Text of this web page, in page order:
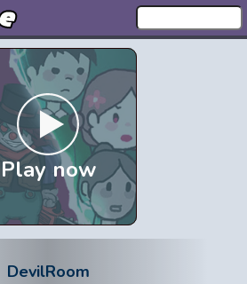
Play now
DevilRoom